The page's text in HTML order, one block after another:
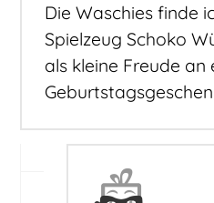
Die Waschies finde
Spielzeug Schoko
als kleine Freude an